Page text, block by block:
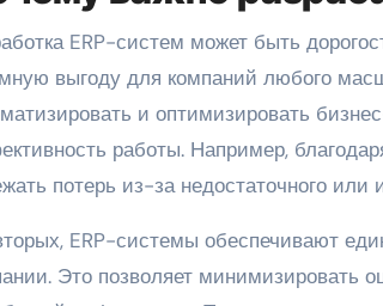
ERP-систем может быть
выгоду для компаний любого
и оптимизировать
работы. Например,
потерь из-за недостаточного или
ERP-системы обеспечивают
Это позволяет минимизировать